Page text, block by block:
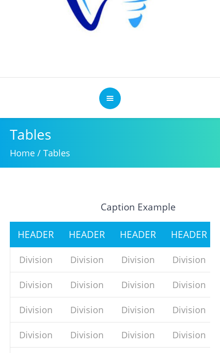
Tables
Home / Tables
Caption Example
HEADER HEADER HEADER HEADER
Division Division Division Division
Division Division Division Division
Division Division Division Division
Division Division Division Division